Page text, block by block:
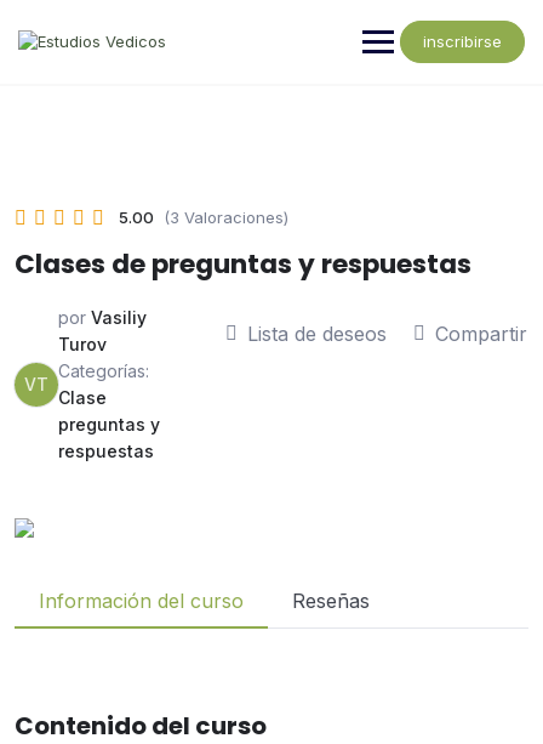
inscribirse
5.00 (3 Valoraciones)
Clases de preguntas y respuestas
VT
por Vasiliy
Turov
Categorías:
Clase
preguntas y
respuestas
Lista de deseos Compartir
Información del curso Reseñas
Contenido del curso